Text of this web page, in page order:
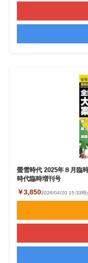
螢雪時代 2025年８月臨
時代臨時増刊号
￥3,8502026/04/20 15:33時